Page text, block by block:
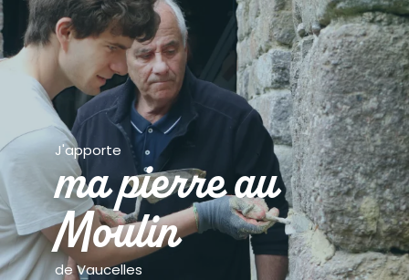
J'apporte
ma pierre au
Moulin
de Vaucelles